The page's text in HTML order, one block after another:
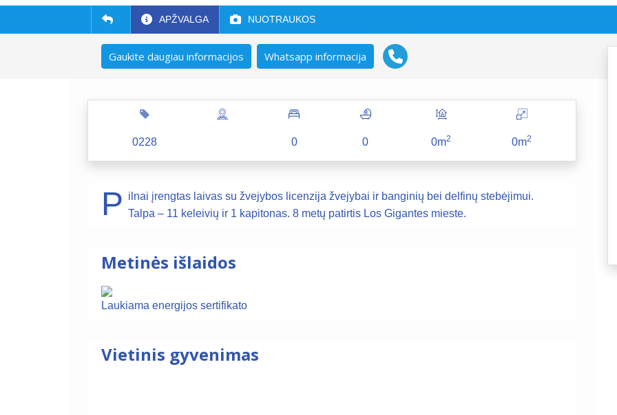
APŽVALGA NUOTRAUKOS
Gaukite daugiau informacijos Whatsapp informacija
0228 0 0 0m2 0m2
P ilnai įrengtas laivas su žvejybos licenzija žvejybai ir banginių bei delfinų stebėjimui.
Talpa – 11 keleivių ir 1 kapitonas. 8 metų patirtis Los Gigantes mieste.
Metinės išlaidos
Laukiama energijos sertifikato
Vietinis gyvenimas